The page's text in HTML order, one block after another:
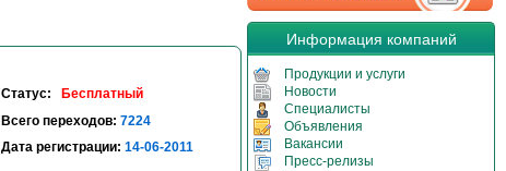
Статус:
Бесплатный
Всего переходов: 7224
Дата регистрации: 14-06-2011
Информация компаний
Продукции и услуги
Новости
Специалисты
Объявления
Вакансии
Пресс-релизы